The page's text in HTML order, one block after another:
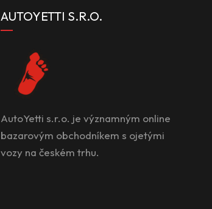
AUTOYETTI S.R.O.
AutoYetti s.r.o. je významným online
bazarovým obchodníkem s ojetými
vozy na českém trhu.